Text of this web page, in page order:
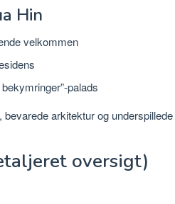
Hin
velkommen
palads
arkitektur og underspillede
oversigt)